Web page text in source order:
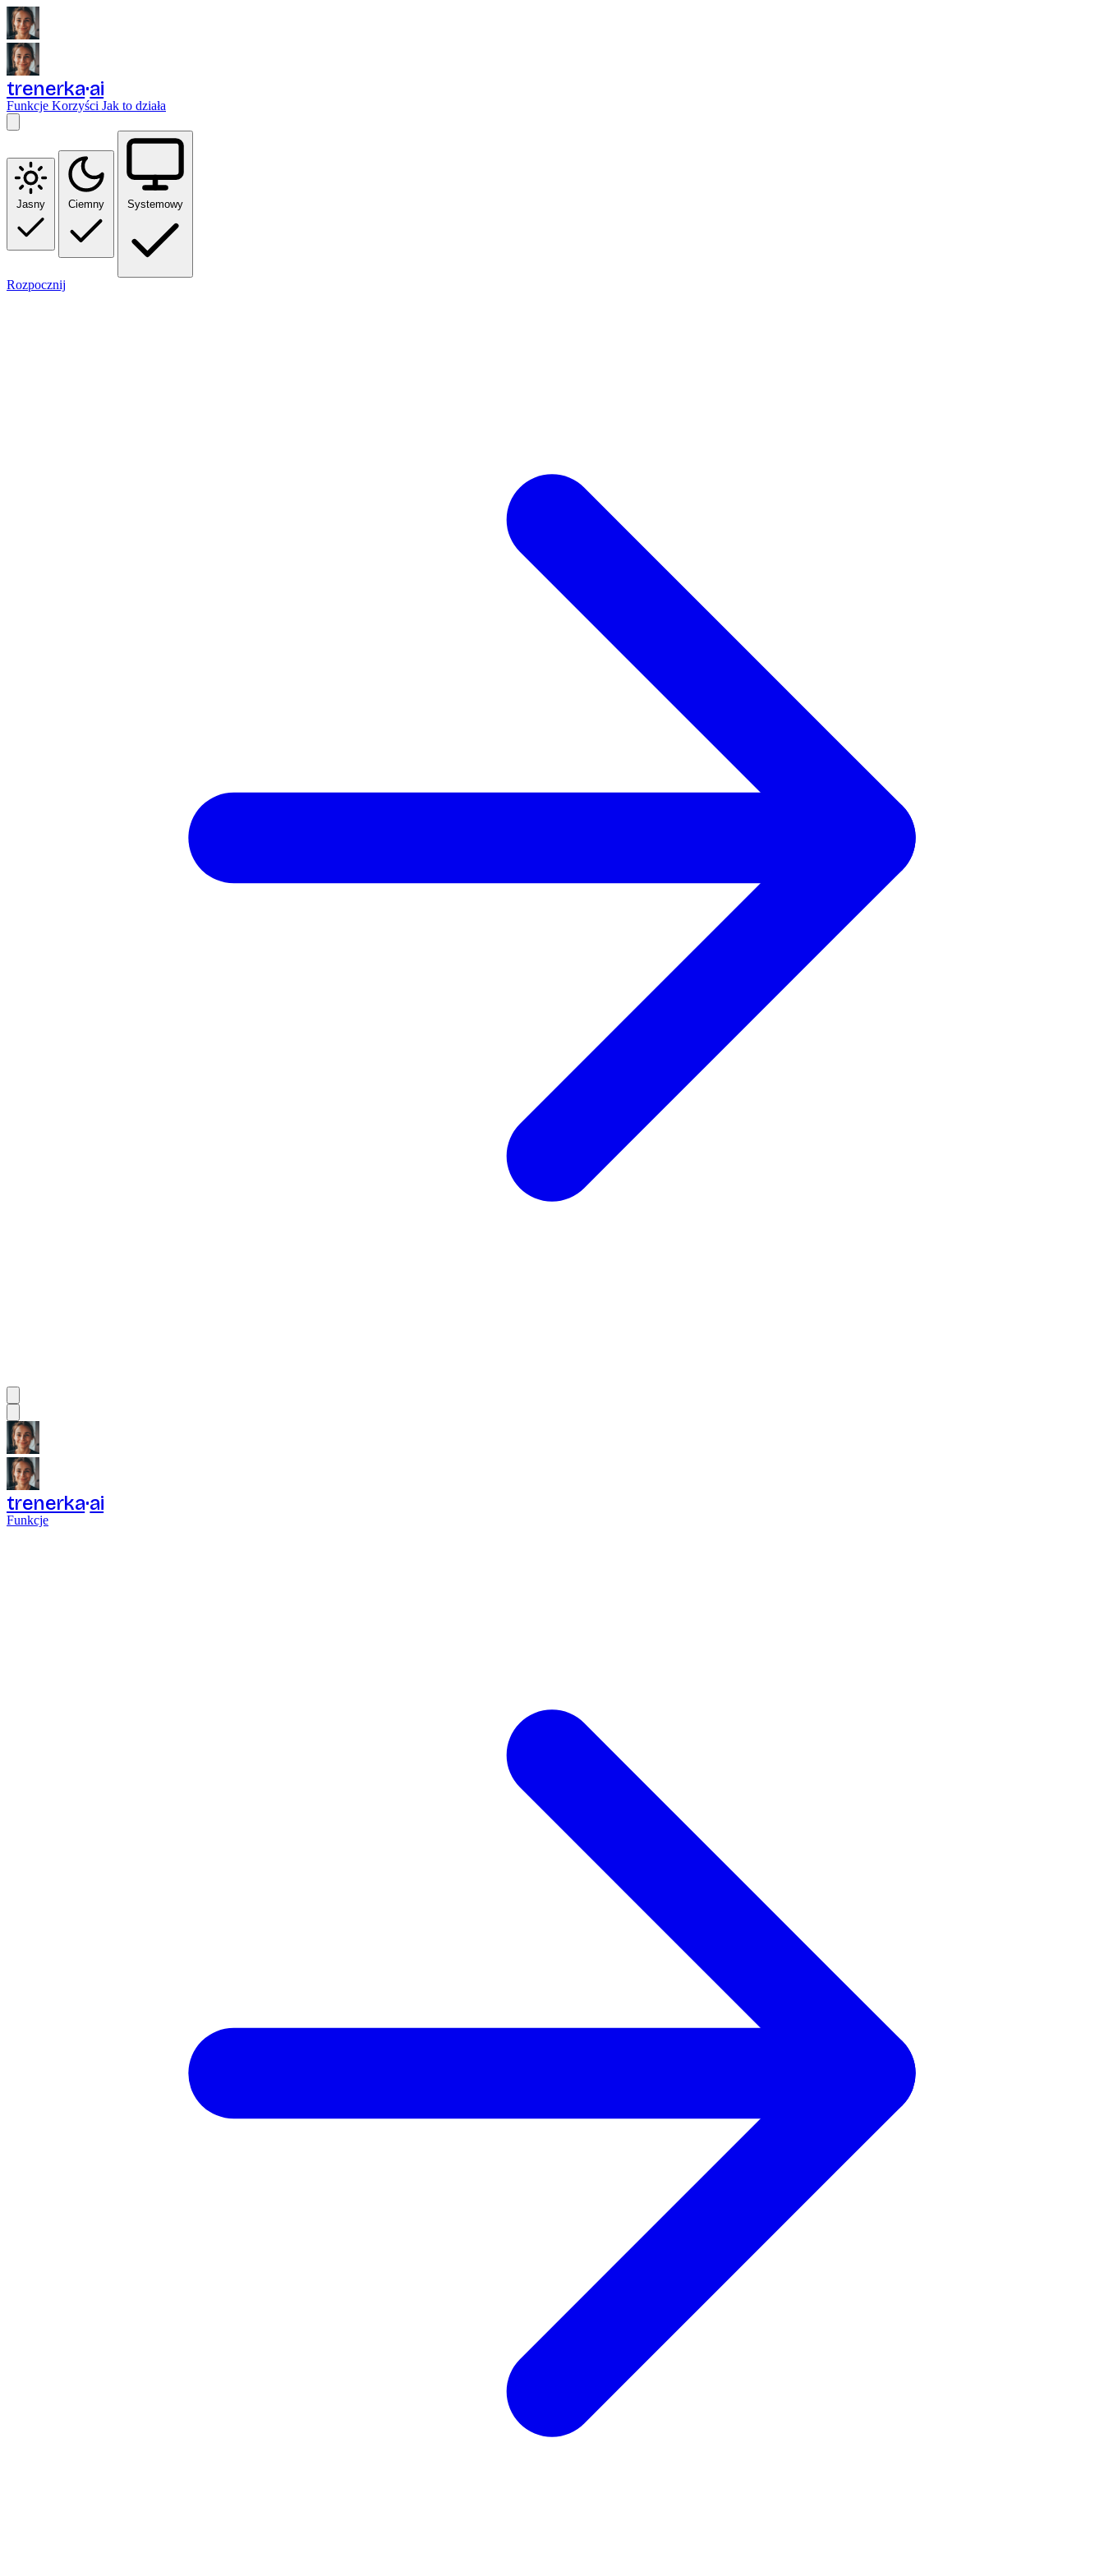
trenerka ai
Funkcje Korzyści Jak to działa
Jasny Ciemny Systemowy
Rozpocznij
trenerka ai
Funkcje